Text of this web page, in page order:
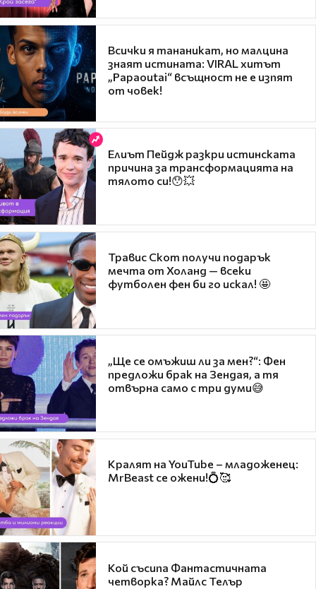
Всички я тананикат, но малцина
знаят истината: VIRAL хитът
„Papaoutai“ всъщност не е изпят
от човек!
Елиът Пейдж разкри истинската
причина за трансформацията на
тялото си!😯💥
Травис Скот получи подарък
мечта от Холанд — всеки
футболен фен би го искал! 🤩
„Ще се омъжиш ли за мен?“: Фен
предложи брак на Зендая, а тя
отвърна само с три думи😅
Кралят на YouTube – младоженец:
MrBeast се ожени!💍🥰
Кой съсипа Фантастичната
четворка? Майлс Телър